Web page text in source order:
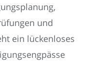
und
ein lückenloses